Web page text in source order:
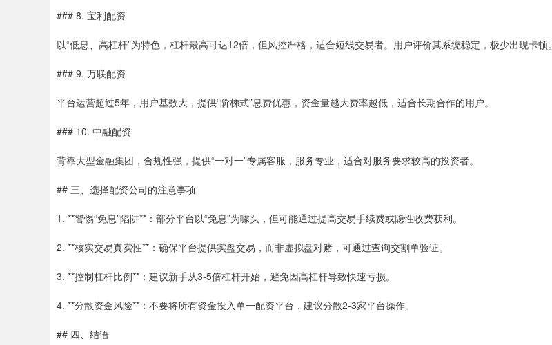
### 8. 宝利配资
以“低息、高杠杆”为特色，杠杆最高可达12倍，但风控严格，适合短线交易者。用户评价其系统稳定，极少出现卡顿。
### 9. 万联配资
平台运营超过5年，用户基数大，提供“阶梯式”息费优惠，资金量越大费率越低，适合长期合作的用户。
### 10. 中融配资
背靠大型金融集团，合规性强，提供“一对一”专属客服，服务专业，适合对服务要求较高的投资者。
## 三、选择配资公司的注意事项
1. **警惕“免息”陷阱**：部分平台以“免息”为噱头，但可能通过提高交易手续费或隐性收费获利。
2. **核实交易真实性**：确保平台提供实盘交易，而非虚拟盘对赌，可通过查询交割单验证。
3. **控制杠杆比例**：建议新手从3-5倍杠杆开始，避免因高杠杆导致快速亏损。
4. **分散资金风险**：不要将所有资金投入单一配资平台，建议分散2-3家平台操作。
## 四、结语